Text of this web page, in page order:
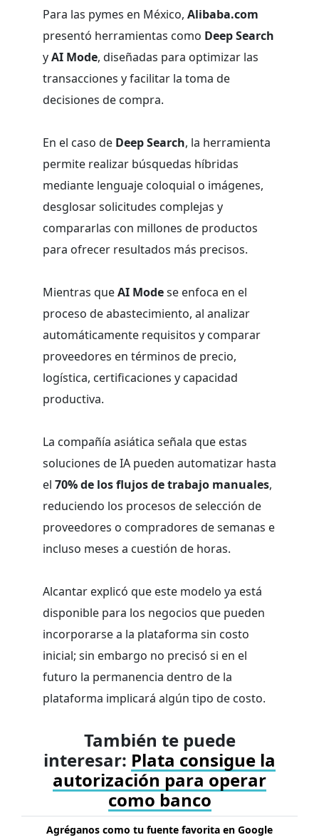
Para las pymes en México, Alibaba.com
presentó herramientas como Deep Search
yAI Mode, diseñadas para optimizar las
transacciones y facilitar la toma de
decisiones de compra.
En el caso de Deep Search, la herramienta
permite realizar búsquedas híbridas
mediante lenguaje coloquial o imágenes,
desglosar solicitudes complejas y
compararlas con millones de productos
para ofrecer resultados más precisos.
Mientras queAI Modese enfoca en el
proceso de abastecimiento, al analizar
automáticamente requisitos y comparar
proveedores en términos de precio,
logística, certificaciones y capacidad
productiva.
La compañía asiática señala que estas
soluciones de IA pueden automatizar hasta
el 70% de los flujos de trabajo manuales,
reduciendo los procesos de selección de
proveedores o compradores de semanas e
incluso meses a cuestión de horas.
Alcantar explicó que este modelo ya está
disponible para los negocios que pueden
incorporarse a la plataforma sin costo
inicial; sin embargo no precisó si en el
futuro la permanencia dentro de la
plataforma implicará algún tipo de costo.
También te puede
interesar: Plata consigue la
autorización para operar
como banco
Agréganos como tu fuente favorita en Google